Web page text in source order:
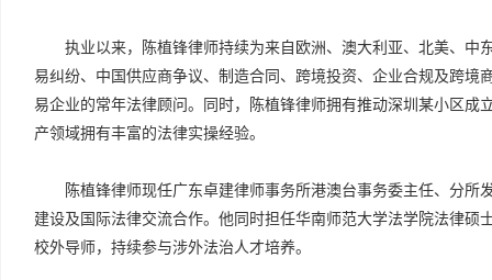
执业以来，陈植锋律师持续为来自欧洲、澳大利亚、北美、
易纠纷、中国供应商争议、制造合同、跨境投资、企业合规及跨
易企业的常年法律顾问。同时，陈植锋律师拥有推动深圳某小区
产领域拥有丰富的法律实操经验。
陈植锋律师现任广东卓建律师事务所港澳台事务委主任、分
建设及国际法律交流合作。他同时担任华南师范大学法学院法律
校外导师，持续参与涉外法治人才培养。